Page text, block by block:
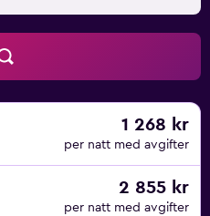
1 268 kr
per natt med avgifter
2 855 kr
per natt med avgifter